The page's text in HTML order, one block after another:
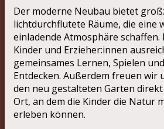
Der moderne Neubau bietet
lichtdurchflutete Räume, die eine
einladende Atmosphäre schaffen.
Kinder und Erzieher:innen
gemeinsames Lernen, Spielen und
Entdecken. Außerdem freuen wir
den neu gestalteten Garten
Ort, an dem die Kinder die Natur
erleben können.